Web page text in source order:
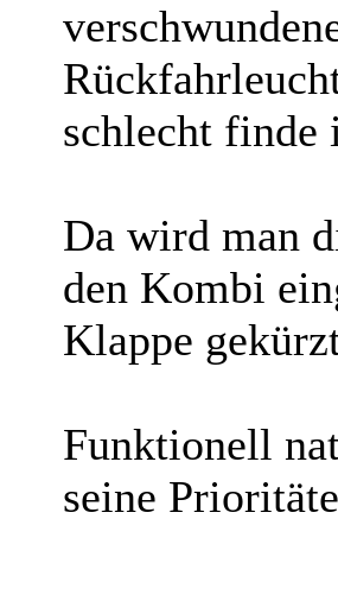
schlecht finde
Da wird man
den Kombi
Klappe
Funktionell
seine